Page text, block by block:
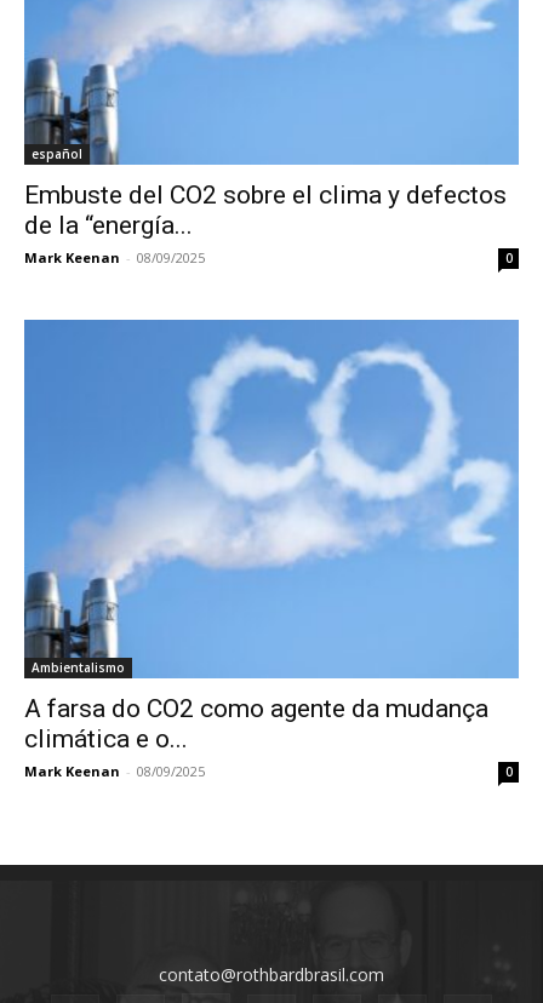
español
Embuste del CO2 sobre el clima y defectos
de la “energía...
Mark Keenan - 08/09/2025 0
Ambientalismo
A farsa do CO2 como agente da mudança
climática e o...
Mark Keenan - 08/09/2025 0
contato@rothbardbrasil.com